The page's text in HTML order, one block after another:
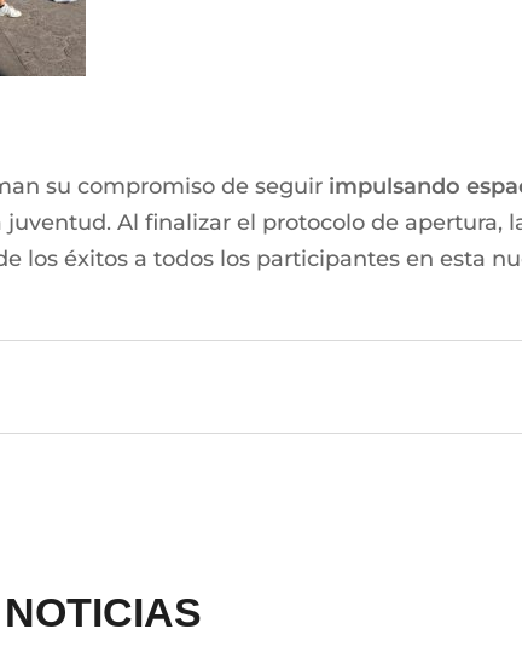
su compromiso de seguir impulsando
juventud. Al finalizar el protocolo de apertura,
los éxitos a todos los participantes en esta